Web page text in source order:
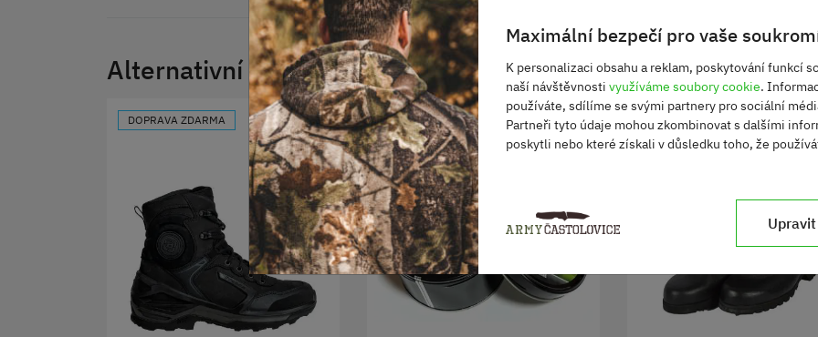
Alternativní produkty
DOPRAVA ZDARMA
Maximální bezpečí pro vaše
K personalizaci obsahu a reklam, poskytování funkcí
naší návštěvnosti využíváme soubory cookie.
používáte, sdílíme se svými partnery pro sociální
Partneři tyto údaje mohou zkombinovat s dalšími
poskytli nebo které získali v důsledku toho, že
Upravit